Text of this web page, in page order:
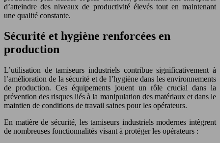
d’atteindre des niveaux de productivité élevés tout en maintenant
une qualité constante.
Sécurité et hygiène renforcées en
production
L’utilisation de tamiseurs industriels contribue significativement à
l’amélioration de la sécurité et de l’hygiène dans les environnements
de production. Ces équipements jouent un rôle crucial dans la
prévention des risques liés à la manipulation des matériaux et dans le
maintien de conditions de travail saines pour les opérateurs.
En matière de sécurité, les tamiseurs industriels modernes intègrent
de nombreuses fonctionnalités visant à protéger les opérateurs :